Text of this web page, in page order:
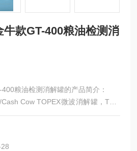
款GT-400粮油检测消
粮油检测消解罐的产品简介：
Cow TOPEX微波消解罐，TOP
台KJ- 100高压转子（ 100mL ）高
度: 260C2。